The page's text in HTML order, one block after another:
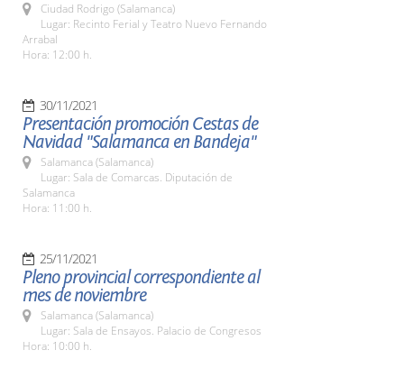
Ciudad Rodrigo (Salamanca)
Lugar: Recinto Ferial y Teatro Nuevo Fernando
Arrabal
Hora: 12:00 h.
30/11/2021
Presentación promoción Cestas de
Navidad "Salamanca en Bandeja"
Salamanca (Salamanca)
Lugar: Sala de Comarcas. Diputación de
Salamanca
Hora: 11:00 h.
25/11/2021
Pleno provincial correspondiente al
mes de noviembre
Salamanca (Salamanca)
Lugar: Sala de Ensayos. Palacio de Congresos
Hora: 10:00 h.